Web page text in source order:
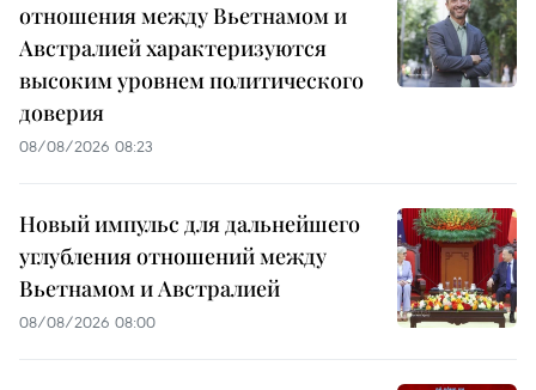
отношения между Вьетнамом и
Австралией характеризуются
высоким уровнем политического
доверия
08/08/2026 08:23
Новый импульс для дальнейшего
углубления отношений между
Вьетнамом и Австралией
08/08/2026 08:00